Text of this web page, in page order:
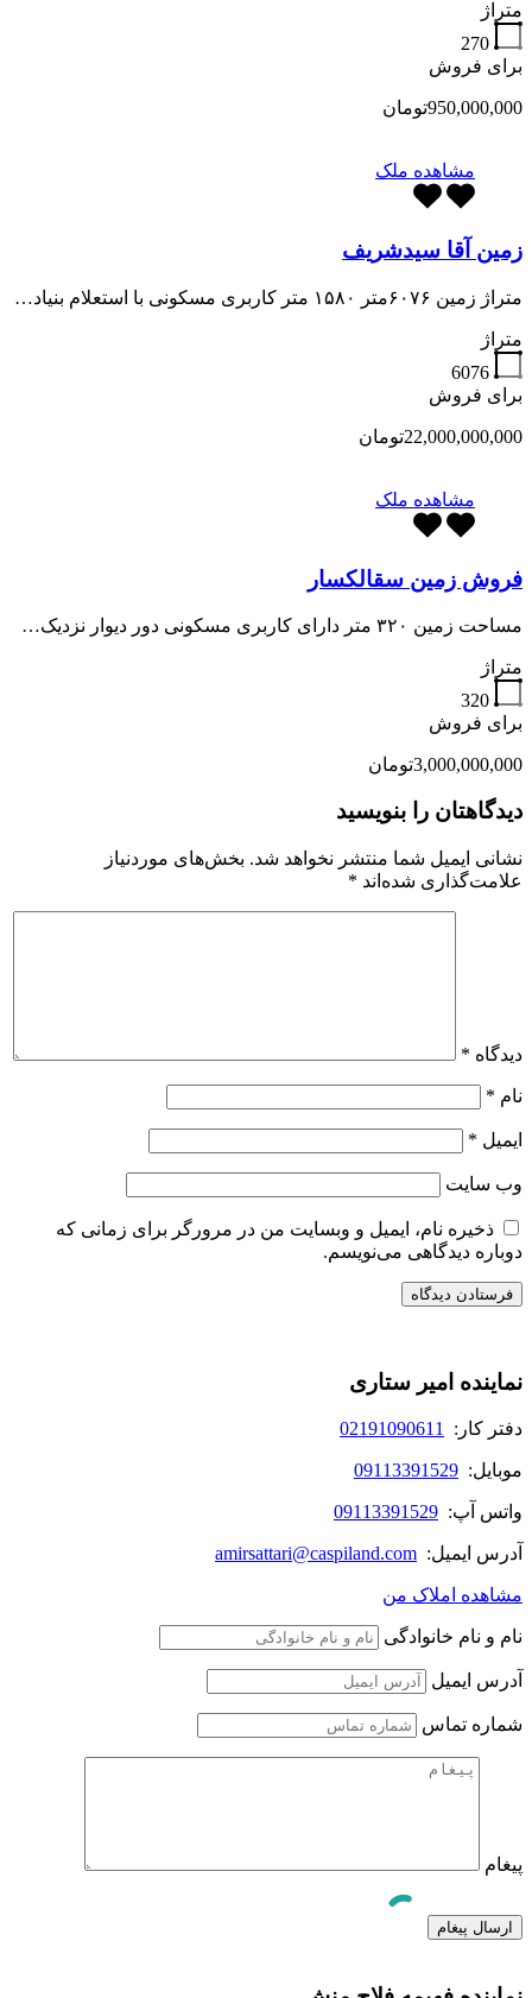
متراژ
270
برای فروش
950,000,000تومان
مشاهده ملک
زمین آقا سیدشریف
متراژ زمین ۶۰۷۶متر ۱۵۸۰ متر کاربری مسکونی با استعلام بنیاد…
متراژ
6076
برای فروش
22,000,000,000تومان
مشاهده ملک
فروش زمین سقالکسار
مساحت زمین ۳۲۰ متر دارای کاربری مسکونی دور دیوار نزدیک…
متراژ
320
برای فروش
3,000,000,000تومان
دیدگاهتان را بنویسید
نشانی ایمیل شما منتشر نخواهد شد. بخش‌های موردنیاز
علامت‌گذاری شده‌اند *
دیدگاه *
نام *
ایمیل *
وب‌ سایت
ذخیره نام، ایمیل و وبسایت من در مرورگر برای زمانی که
دوباره دیدگاهی می‌نویسم.
نماینده امیر ستاری
دفتر کار: 02191090611
موبایل: 09113391529
واتس آپ: 09113391529
آدرس ایمیل: amirsattari@caspiland.com
مشاهده املاک من
نام و نام خانوادگی
آدرس ایمیل
شماره تماس
پیغام